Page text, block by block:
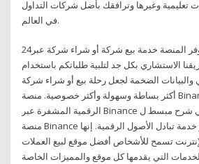
تعليمية وغيرها وترافقك بأضل شركات التداول
في العالم.
24‏‏/10‏‏/1440 بعد الهجرة توفر المنصة خدمة بيع شركة أو شراء شركة عبر
الاستشاري بكل جد لتلبية طلباتكم باستخدام
والبيانات الضخمة لجعل رحلة بيع أو شراء شركة
أكثر بساطة وسهولة وأكثر خصوصية. منصة Binance ل تداول العملات
الرقمية المشفرة عبر Binance هو ما سنشرحه اليوم في شرح مبسط ل
منصة Binance هذه الأخيرة هي منصة و خدمة تبادل الأصول الرقمية. إنها
تسمح للأشخاص أفضل موقع لبيع العملات
التي يقدمها كل موقع والمميزات الخاصة